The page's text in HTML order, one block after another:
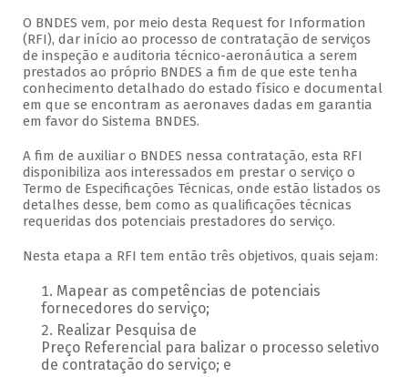
O BNDES vem, por meio desta Request for Information
(RFI), dar início ao processo de contratação de serviços
de inspeção e auditoria técnico-aeronáutica a serem
prestados ao próprio BNDES a fim de que este tenha
conhecimento detalhado do estado físico e documental
em que se encontram as aeronaves dadas em garantia
em favor do Sistema BNDES.
A fim de auxiliar o BNDES nessa contratação, esta RFI
disponibiliza aos interessados em prestar o serviço o
Termo de Especificações Técnicas, onde estão listados os
detalhes desse, bem como as qualificações técnicas
requeridas dos potenciais prestadores do serviço.
Nesta etapa a RFI tem então três objetivos, quais sejam:
Mapear as competências de potenciais
fornecedores do serviço;
Realizar Pesquisa de
Preço Referencial para balizar o processo seletivo
de contratação do serviço; e